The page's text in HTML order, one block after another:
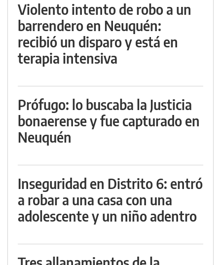
Violento intento de robo a un
barrendero en Neuquén:
recibió un disparo y está en
terapia intensiva
Prófugo: lo buscaba la Justicia
bonaerense y fue capturado en
Neuquén
Inseguridad en Distrito 6: entró
a robar a una casa con una
adolescente y un niño adentro